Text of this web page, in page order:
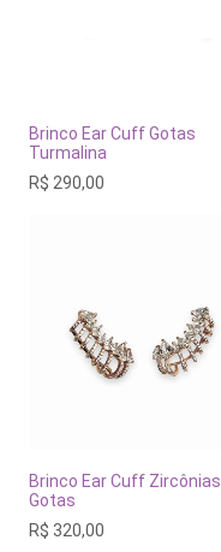
Brinco Ear Cuff Gotas
Turmalina
R$ 290,00
Brinco Ear Cuff Zircônias
Gotas
R$ 320,00